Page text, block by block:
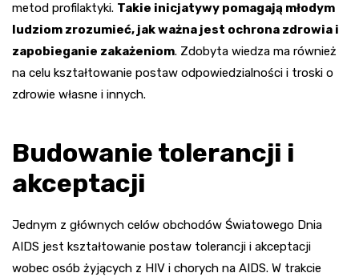
metod profilaktyki. Takie inicjatywy pomagają młodym
ludziom zrozumieć, jak ważna jest ochrona zdrowia i
zapobieganie zakażeniom. Zdobyta wiedza ma również
na celu kształtowanie postaw odpowiedzialności i troski o
zdrowie własne i innych.
Budowanie tolerancji i
akceptacji
Jednym z głównych celów obchodów Światowego Dnia
AIDS jest kształtowanie postaw tolerancji i akceptacji
wobec osób żyjących z HIV i chorych na AIDS. W trakcie